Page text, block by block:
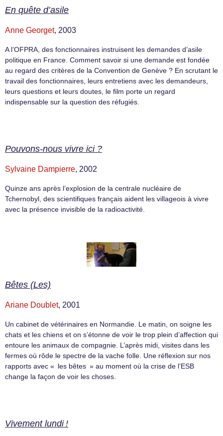
En quête d’asile
Anne Georget, 2003
A l’OFPRA, des fonctionnaires instruisent les demandes d’asile
politique en France. Comment savoir si une demande est fondée
au regard des critères de la Convention de Genève ? En scrutant le
travail des fonctionnaires, leurs entretiens avec les demandeurs,
leurs questions et leurs doutes, le film porte un regard
indispensable sur la question des réfugiés.
Pouvons-nous vivre ici ?
Sylvaine Dampierre, 2002
Quinze ans après l’explosion de la centrale nucléaire de
Tchernobyl, des scientifiques français aident les villageois à vivre
avec la présence invisible de la radioactivité.
Bêtes (Les)
Ariane Doublet, 2001
Un cabinet de vétérinaires en Normandie. Le matin, on soigne les
chats et les chiens et on s’étonne de voir le trop plein d’affection qui
entoure les animaux de compagnie. L’après midi, visites dans les
fermes où rôde le spectre de la vache folle. Une réflexion sur nos
rapports avec « les bêtes » au moment où la crise de l’ESB
change la façon de voir les choses.
Vivement lundi !